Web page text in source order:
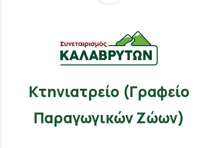
Κτηνιατρείο (Γραφείο
Παραγωγικών Ζώων)